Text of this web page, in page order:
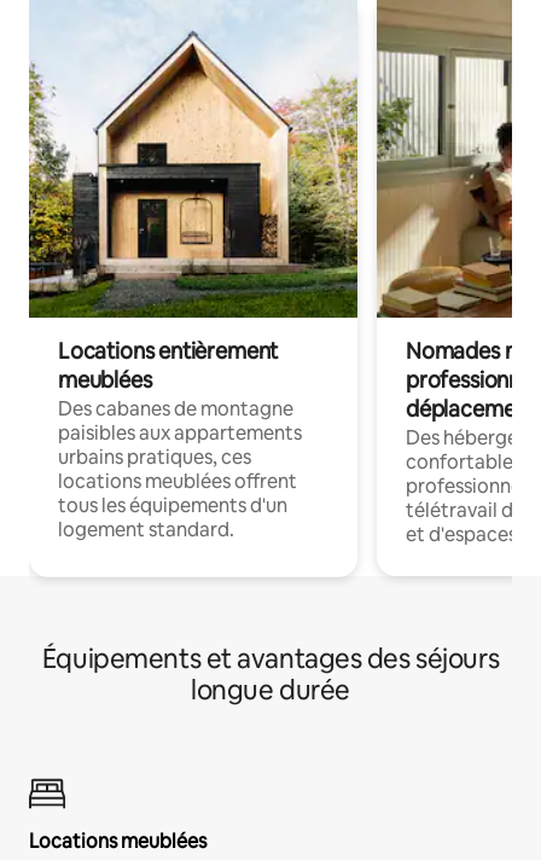
Locations entièrement
meublées
Des cabanes de montagne
paisibles aux appartements
urbains pratiques, ces
locations meublées offrent
tous les équipements d'un
logement standard.
Nomades
déplacement
Des
confortables
professionnels
télétravail
et d'espaces
Équipements et avantages des séjours
longue durée
Locations meublées